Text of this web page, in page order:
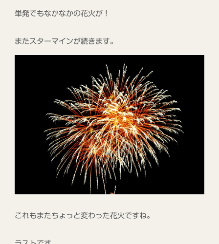
単発でもなかなかの花火が！
またスターマインが続きます。
これもまたちょっと変わった花火ですね。